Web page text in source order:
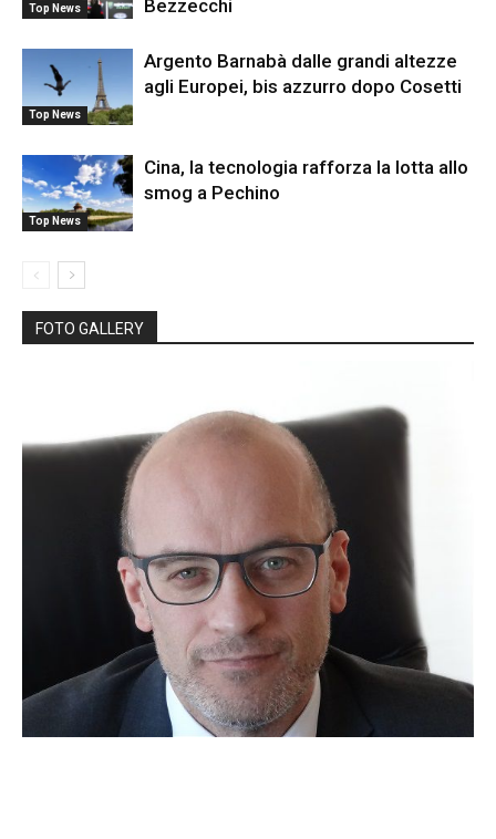
Top News
Bezzecchi
Top News
Argento Barnabà dalle grandi altezze
agli Europei, bis azzurro dopo Cosetti
Top News
Cina, la tecnologia rafforza la lotta allo
smog a Pechino
FOTO GALLERY